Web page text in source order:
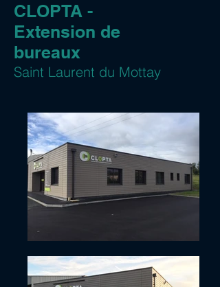
CLOPTA -
Extension de
bureaux
Saint Laurent du Mottay